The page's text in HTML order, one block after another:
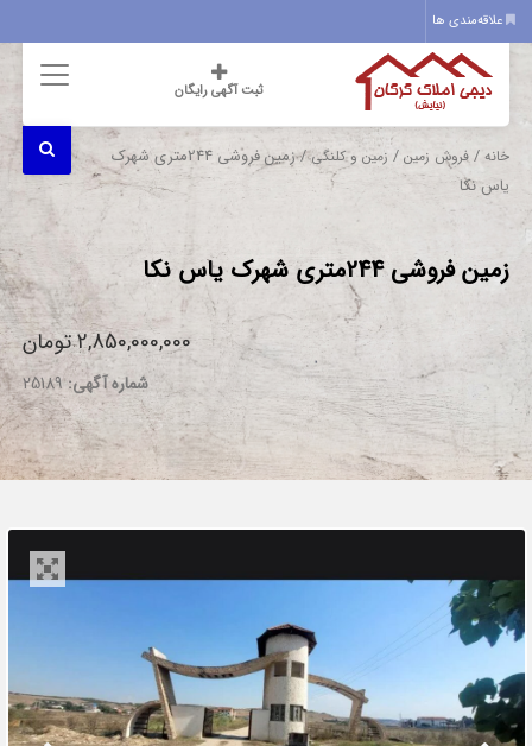
علاقه‌مندی ها
ثبت آگهی رایگان
خانه /فروش زمین / زمین و کلنگی
/ زمین فروشی 244متری شهرک
یاس نکا
زمین فروشی 244متری شهرک یاس نکا
2,850,000,000 تومان
شماره آگهی:25189